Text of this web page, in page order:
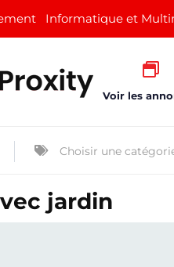
Informatique et
Voir les
jardin